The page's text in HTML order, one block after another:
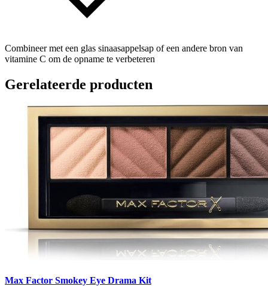
Combineer met een glas sinaasappelsap of een andere bron van
vitamine C om de opname te verbeteren
Gerelateerde producten
Max Factor Smokey Eye Drama Kit